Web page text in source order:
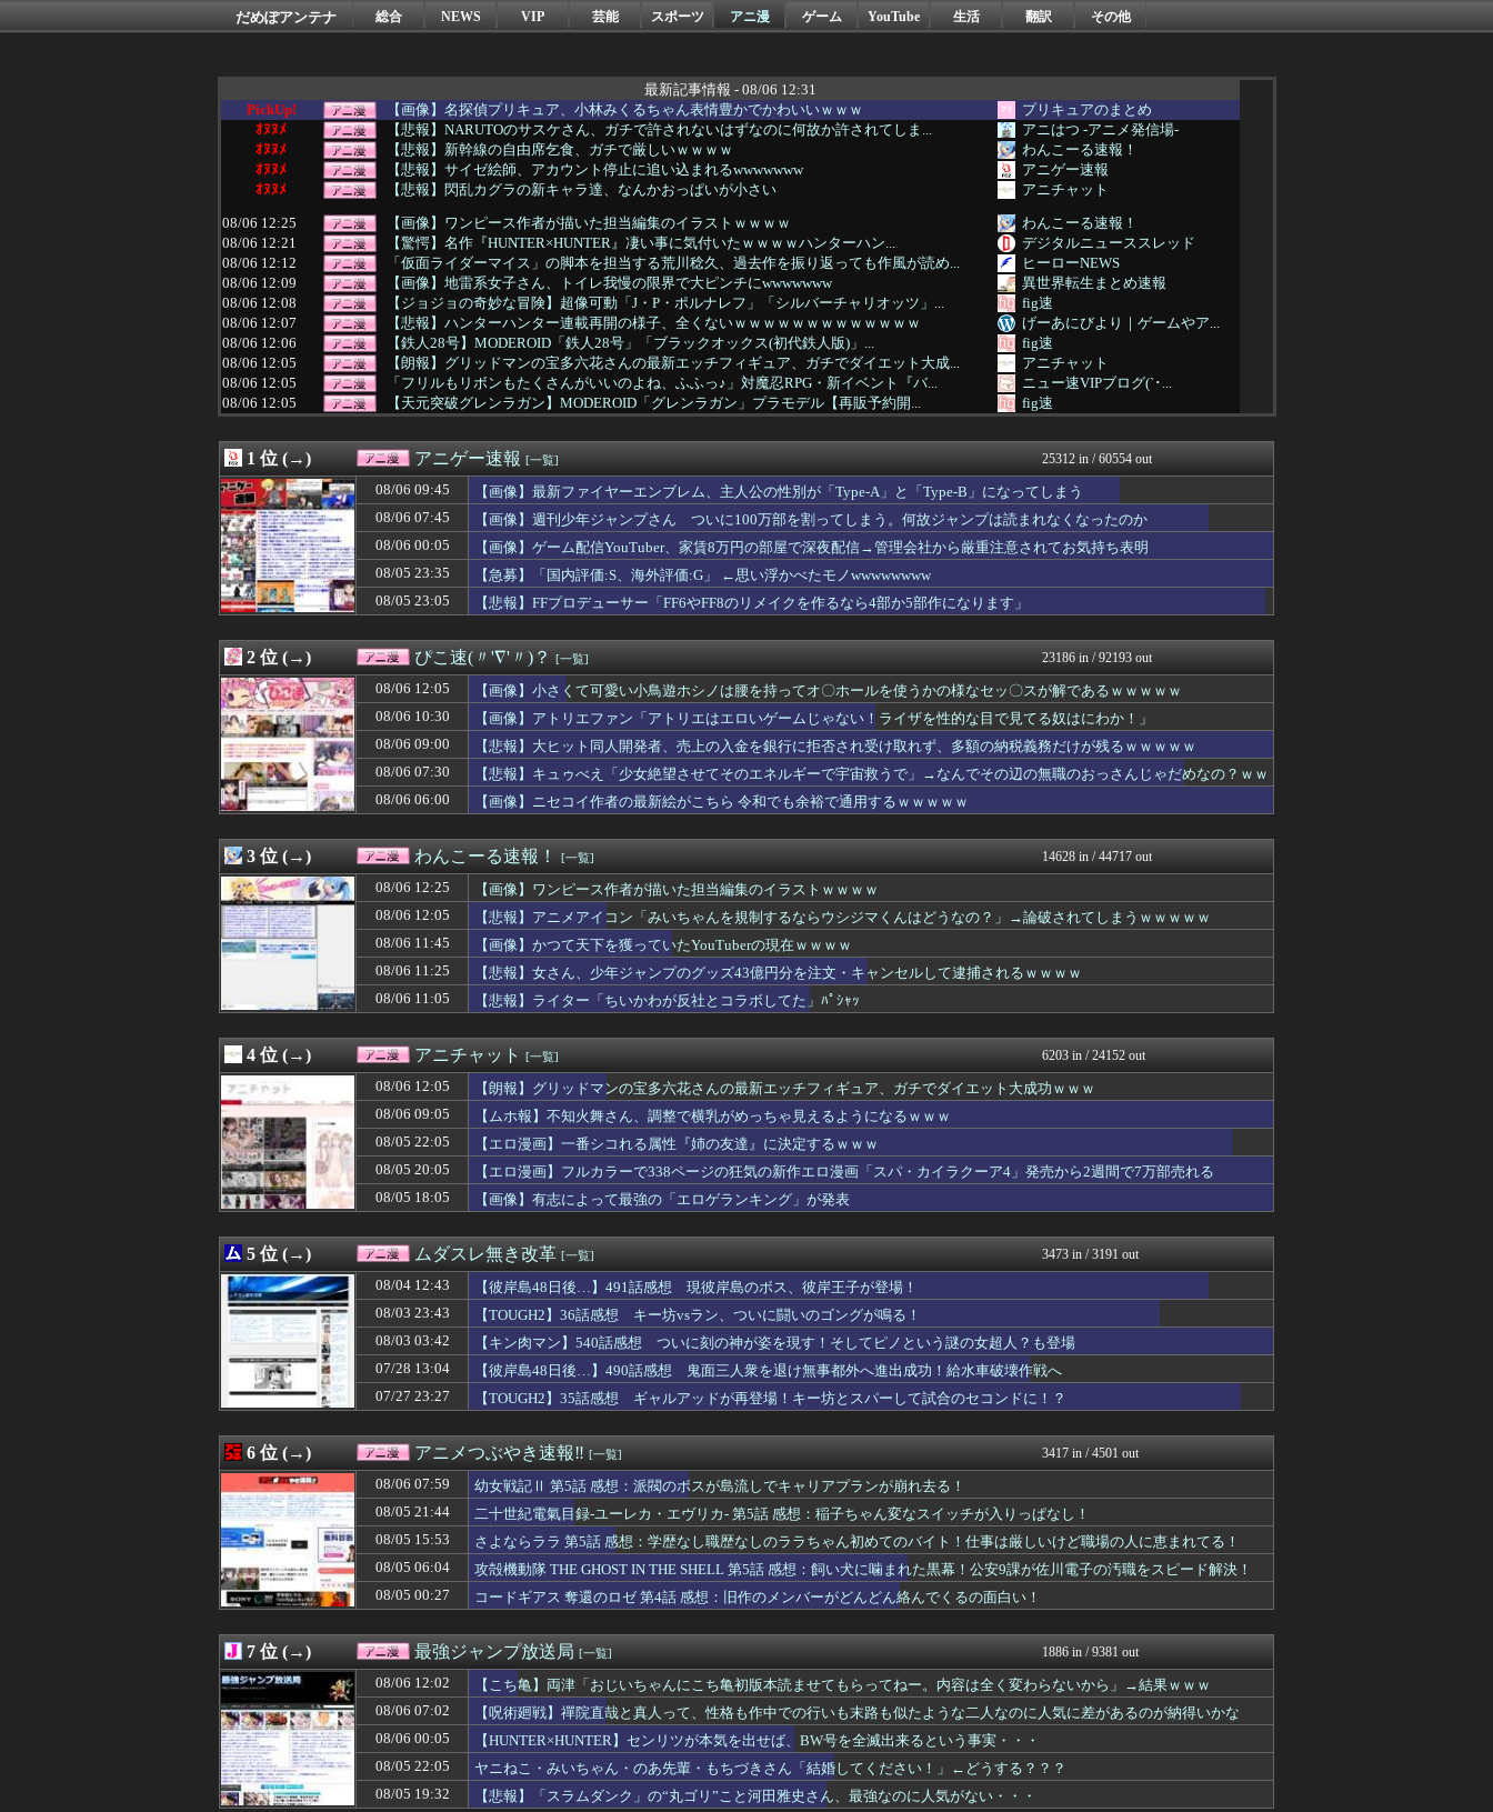
だめぽアンテナ 総合 NEWS VIP 芸能 スポーツ アニ漫 ゲーム YouTube 生活 翻訳 その他
最新記事情報 - 08/06 12:31
PickUp!
【画像】名探偵プリキュア、小林みくるちゃん表情豊かでかわいいｗｗｗ
プリキュアのまとめ
ｵﾇﾇﾒ
【悲報】NARUTOのサスケさん、ガチで許されないはずなのに何故か許されてしま...
アニはつ -アニメ発信場-
ｵﾇﾇﾒ
【悲報】新幹線の自由席乞食、ガチで厳しいｗｗｗｗ
わんこーる速報！
ｵﾇﾇﾒ
【悲報】サイゼ絵師、アカウント停止に追い込まれるwwwwwww
アニゲー速報
ｵﾇﾇﾒ
【悲報】閃乱カグラの新キャラ達、なんかおっぱいが小さい
アニチャット
08/06 12:25
【画像】ワンピース作者が描いた担当編集のイラストｗｗｗｗ
わんこーる速報！
08/06 12:21
【驚愕】名作『HUNTER×HUNTER』凄い事に気付いたｗｗｗｗハンターハン...
デジタルニューススレッド
08/06 12:12
「仮面ライダーマイス」の脚本を担当する荒川稔久、過去作を振り返っても作風が読め...
ヒーローNEWS
08/06 12:09
【画像】地雷系女子さん、トイレ我慢の限界で大ピンチにwwwwwww
異世界転生まとめ速報
08/06 12:08
【ジョジョの奇妙な冒険】超像可動「J・P・ポルナレフ」「シルバーチャリオッツ」...
fig速
08/06 12:07
【悲報】ハンターハンター連載再開の様子、全くないｗｗｗｗｗｗｗｗｗｗｗｗｗ
げーあにびより｜ゲームやア...
08/06 12:06
【鉄人28号】MODEROID「鉄人28号」「ブラックオックス(初代鉄人版)」...
fig速
08/06 12:05
【朗報】グリッドマンの宝多六花さんの最新エッチフィギュア、ガチでダイエット大成...
アニチャット
08/06 12:05
「フリルもリボンもたくさんがいいのよね、ふふっ♪」対魔忍RPG・新イベント『バ...
ニュー速VIPブログ(`･...
08/06 12:05
【天元突破グレンラガン】MODEROID「グレンラガン」プラモデル【再販予約開...
fig速
08/06 12:05
【画像】小さくて可愛い小鳥遊ホシノは腰を持ってオ〇ホールを使うかの様なセッ〇ス...
ぴこ速(〃'∇'〃)？
08/06 12:04
【ギルティギア】ねんどろいど「ラムレザル=ヴァレンタイン」【再販予約開始】
fig速
08/06 12:04
【令和最新版】 早見沙織(35)x東山奈央(34)、同級生2ショット写真がこち...
おたくみくす 声優まとめ
08/06 12:03
【OMORI】ねんどろいど「バジル」フィギュア【再販予約開始】
fig速
08/06 12:03
【崩壊:スターレイル】ねんどろいど「ホタル」【予約開始】
fig速
08/06 12:03
【悲報】彼岸島さん「復讐のために鬼倒します、敵の親玉がバカです」←こいつが鬼滅...
アニはつ -アニメ発信場-
08/06 12:02
※スーパー歌舞伎『逆襲のシャア』にありがちなこと
GUNDAM.LOG｜ガン...
08/06 12:02
【Angel Beats!】ねんどろいど「立華かなで」フィギュア【再販予約開始...
fig速
08/06 12:02
【こち亀】両津「おじいちゃんにこち亀初版本読ませてもらってねー。内容は全く変わ...
08/06 12:00
【ミリマス】6年後のアイドル達はどんな感じになってるんだろう
それからの出来事() アイ...
08/06 12:00
【ラブライブ！】蓮ノ空スクールアイドル106期、夏季課題進捗状況（8月上旬編）
コンテンツ・声優 | ラブ...
08/06 12:00
【仮面ライダーゼッツ】映画だけじゃなく本編でもフェイクニュースか…
ヒーローNEWS
08/06 12:00
なぜDLCは昔ほど「最初から入れとけ」と言われなくなったのか
ああ言えばForYou
08/06 12:00
石原夏織さん、７月にファンと行くハワイ旅行を企画してしまう・・・
ぐら速 -声優まとめ速報-
08/06 12:00
【動画】かもしれない運転、限界突破ｗｗｗ
あぁ^～こころがぴょんぴょ...
08/06 12:00
【名探偵プリキュア】はなまる孤独…
プリキュアのまとめ
08/06 11:45
【画像】かつて天下を獲っていたYouTuberの現在ｗｗｗｗ
わんこーる速報！
08/06 11:39
【衝撃】老害の親父がヤバすぎるｗｗｗｗ 親父「カレー作って」俺「はい」親父「玉...
08/06 11:25
【悲報】女さん、少年ジャンプのグッズ43億円分を注文・キャンセルして逮捕される...
わんこーる速報！
08/06 11:19
【刃牙らへん】69話ネタバレ考察 勇ちゃん回ばっかで描くネタ完全に尽きてそうｗ...
アニはつ -アニメ発信場-
08/06 11:05
【悲報】ライター「ちいかわが反社とコラボしてた」ﾊﾟｼｬｯ
08/06 11:04
無職転生のアニメ日常回しか無くてストーリー進まなくね
おたくみくす 声優まとめ
08/06 11:02
【ガンプラ】安くなってるけど…安くはないな
GUNDAM.LOG｜ガン...
08/06 11:00
【ラブライブ！】ラブライブシリーズカスタムグッズ決定
08/06 10:35
【驚愕】大人気女性声優のファンイベント、国境を超えるｗｗｗｗ
わんこーる速報！
【画像】アトリエファン「アトリエはエロいゲームじゃない！ライザを性的な目で見て...
ぴこ速(〃'∇'〃)？
08/06 10:30
クラピカ、エンペラータイムを長時間やりすぎて寿命が残り少ない
08/06 10:21
【ガンダム】アッザムのいいところで30レスくらいを目指す
ガンダムブログ（情報戦仕様...
08/06 10:13
オタク系コンテンツの主人公「ヒロインか全人類かの二択…ボクはヒロインを選ぶっ！...
異世界転生まとめ速報
08/06 10:05
【画像】コスプレイヤーが死ぬ気で痩せた結果ｗｗｗｗ
わんこーる速報！
08/06 10:04
釘宮理恵の声聞くだけでムクムクするんだが？
おたくみくす 声優まとめ
08/06 10:02
【GジェネE】ケンタウロス形態も耐久なんですか？？？
08/06 10:00
【ラブライブ！】小原鞠莉にファブリーズぶっかけられたい【Aqours】
08/06 09:48
【朗報】ガンダム鉄血のオルフェンズ「泥臭いです、主人公が悩まず撃ちます」←これ...
アニはつ -アニメ発信場-
08/06 09:45
【画像】最新ファイヤーエンブレム、主人公の性別が「Type-A」と「Type-...
アニゲー速報
08/06 09:35
【悲報】殺到する女性ファンを抑えるスタッフ、めっちゃ大変そうｗｗｗｗ
08/06 09:05
【ムホ報】不知火舞さん、調整で横乳がめっちゃ見えるようになるｗｗｗ
アニチャット
08/06 09:00
【悲報】大学生の頃に出会った小学生と大人になってから再会し結婚した男、大炎上ｗ...
あぁ^～こころがぴょんぴょ...
08/06 09:00
「バットマン：マントの戦士」シーズン２ 感想まとめ
08/06 09:00
【ラブライブ！】【画像】ペストマスク・セラス【蓮ノ空】
コンテンツ・声優 | ラブ...
08/06 09:00
【朗報】人気美少女声優の大西沙織ちゃん、34歳の誕生日を迎える・・・
ぐら速 -声優まとめ速報-
08/06 09:00
【悲報】大ヒット同人開発者、売上の入金を銀行に拒否され受け取れず、多額の納税義...
ぴこ速(〃'∇'〃)？
08/06 09:00
カービィの能力強さTOP10教えたるｗｗｗｗｗ
ああ言えばForYou
08/06 08:29
【悲報】逃げ上手の若君、2期放映中なのに全く話題にならない
漫画まとめ速報
【画像あり】AIでキモいモンスター作った
異世界転生まとめ速報
08/06 08:18
【悲報】ワイ「イケボなんかなぁ…(録音)」 スマホ『イケボなんかなぁ…(ゲロボ...
08/06 08:04
かのかりってアニメ見てるんだが
おたくみくす 声優まとめ
08/06 08:00
【ラブライブ！】【画像】花陽ちゃんってえ すぎない？
08/06 08:00
『ドラゴンボール』【衝撃】「ピッコロ大魔王」の戦闘力がヤバすぎるｗｗｗｗもしか...
デジタルニューススレッド
08/06 07:59
幼女戦記Ⅱ 第5話 感想：派閥のボスが島流しでキャリアプランが崩れ去る！
アニメつぶやき速報‼︎
08/06 07:45
【画像】週刊少年ジャンプさん ついに100万部を割ってしまう。何故ジャンプは読...
アニゲー速報
08/06 07:30
【悲報】キュゥべえ「少女絶望させてそのエネルギーで宇宙救うで」→なんでその辺の...
ぴこ速(〃'∇'〃)？
08/06 07:30
野球漫画、世間にインパクトを与えるような作品がない
ああ言えばForYou
08/06 07:29
人「さーて、車乗るか。エンジン入れて、と」車「スパーイダマーンッ」→炎上
漫画まとめ速報
08/06 07:12
【特撮】村上克司の功績がデカすぎる…ヒーロースーツのデザイン、どれもカッコいい
ヒーローNEWS
08/06 07:04
【画像】美少女声優さん、メガネ姿がお前ら受けしそうと話題ｗｗｗｗ
08/06 07:02
【呪術廻戦】禪院直哉と真人って、性格も作中での行いも末路も似たような二人なのに...
最強ジャンプ放送局
08/06 07:02
※パイロットの希望で開発orカスタムした機体のパーツ補給ってどうなってるんだろ...
GUNDAM.LOG｜ガン...
08/06 07:00
【お題募集記事】人類に対して敵意がない怪獣について語ってみよう
ヒーローNEWS
08/06 07:00
【ネタバレ注意】名探偵プリキュア、さらに湿度が上がりそう…
プリキュアのまとめ
08/06 07:00
令和版・両津勘吉の声優、マジで予想つかないｗｗｗ
ぐら速 -声優まとめ速報-
08/06 06:50
【画像】サンドウィッチマンのνガンダムの方ｗｗｗｗｗｗｗｗｗｗｗ
ガンダムブログ（情報戦仕様...
08/06 06:00
『モンハン』【衝撃】モンハンで（いつも不遇すぎだろ…）と思う武器、ネット民の中...
デジタルニューススレッド
1 位 (→) アニゲー速報 [一覧] 25312 in / 60554 out
08/06 09:45
【画像】最新ファイヤーエンブレム、主人公の性別が「Type-A」と「Type-B」になってしまう
08/06 07:45
【画像】週刊少年ジャンプさん ついに100万部を割ってしまう。何故ジャンプは読まれなくなったのか
08/06 00:05
【画像】ゲーム配信YouTuber、家賃8万円の部屋で深夜配信→管理会社から厳重注意されてお気持ち表明
08/05 23:35
【急募】「国内評価:S、海外評価:G」 ←思い浮かべたモノwwwwwwww
08/05 23:05
【悲報】FFプロデューサー「FF6やFF8のリメイクを作るなら4部か5部作になります」
2 位 (→) ぴこ速(〃'∇'〃)？ [一覧] 23186 in / 92193 out
08/06 12:05
【画像】小さくて可愛い小鳥遊ホシノは腰を持ってオ〇ホールを使うかの様なセッ〇スが解であるｗｗｗｗｗ
08/06 10:30
【画像】アトリエファン「アトリエはエロいゲームじゃない！ライザを性的な目で見てる奴はにわか！」
08/06 09:00
【悲報】大ヒット同人開発者、売上の入金を銀行に拒否され受け取れず、多額の納税義務だけが残るｗｗｗｗｗ
08/06 07:30
【悲報】キュゥべえ「少女絶望させてそのエネルギーで宇宙救うで」→なんでその辺の無職のおっさんじゃだめなの？ｗｗ
ｗｗｗ
08/06 06:00 【画像】ニセコイ作者の最新絵がこちら 令和でも余裕で通用するｗｗｗｗｗ
3 位 (→) わんこーる速報！ [一覧] 14628 in / 44717 out
08/06 12:25
【画像】ワンピース作者が描いた担当編集のイラストｗｗｗｗ
08/06 12:05
【悲報】アニメアイコン「みいちゃんを規制するならウシジマくんはどうなの？」→論破されてしまうｗｗｗｗｗ
08/06 11:45
【画像】かつて天下を獲っていたYouTuberの現在ｗｗｗｗ
08/06 11:25
【悲報】女さん、少年ジャンプのグッズ43億円分を注文・キャンセルして逮捕されるｗｗｗｗ
08/06 11:05
【悲報】ライター「ちいかわが反社とコラボしてた」ﾊﾟｼｬｯ
4 位 (→) アニチャット [一覧] 6203 in / 24152 out
08/06 12:05
【朗報】グリッドマンの宝多六花さんの最新エッチフィギュア、ガチでダイエット大成功ｗｗｗ
08/06 09:05
【ムホ報】不知火舞さん、調整で横乳がめっちゃ見えるようになるｗｗｗ
08/05 22:05
【エロ漫画】一番シコれる属性『姉の友達』に決定するｗｗｗ
08/05 20:05
【エロ漫画】フルカラーで338ページの狂気の新作エロ漫画「スパ・カイラクーア4」発売から2週間で7万部売れる
08/05 18:05
【画像】有志によって最強の「エロゲランキング」が発表
5 位 (→) ムダスレ無き改革 [一覧] 3473 in / 3191 out
08/04 12:43
【彼岸島48日後…】491話感想 現彼岸島のボス、彼岸王子が登場！
08/03 23:43
【TOUGH2】36話感想 キー坊vsラン、ついに闘いのゴングが鳴る！
08/03 03:42
【キン肉マン】540話感想 ついに刻の神が姿を現す！そしてピノという謎の女超人？も登場
07/28 13:04
【彼岸島48日後…】490話感想 鬼面三人衆を退け無事都外へ進出成功！給水車破壊作戦へ
07/27 23:27
【TOUGH2】35話感想 ギャルアッドが再登場！キー坊とスパーして試合のセコンドに！？
6 位 (→) アニメつぶやき速報‼︎ [一覧] 3417 in / 4501 out
08/06 07:59
幼女戦記Ⅱ 第5話 感想：派閥のボスが島流しでキャリアプランが崩れ去る！
08/05 21:44
二十世紀電氣目録-ユーレカ・エヴリカ- 第5話 感想：稲子ちゃん変なスイッチが入りっぱなし！
08/05 15:53
さよならララ 第5話 感想：学歴なし職歴なしのララちゃん初めてのバイト！仕事は厳しいけど職場の人に恵まれてる！
08/05 06:04
攻殻機動隊 THE GHOST IN THE SHELL 第5話 感想：飼い犬に噛まれた黒幕！公安9課が佐川電子の汚職をスピード解決！
08/05 00:27
コードギアス 奪還のロゼ 第4話 感想：旧作のメンバーがどんどん絡んでくるの面白い！
7 位 (→) 最強ジャンプ放送局 [一覧] 1886 in / 9381 out
08/06 12:02
【こち亀】両津「おじいちゃんにこち亀初版本読ませてもらってねー。内容は全く変わらないから」→結果ｗｗｗ
08/06 07:02
【呪術廻戦】禪院直哉と真人って、性格も作中での行いも末路も似たような二人なのに人気に差があるのが納得いかな
い！！
08/06 00:05
【HUNTER×HUNTER】センリツが本気を出せば、BW号を全滅出来るという事実・・・
08/05 22:05
ヤニねこ・みいちゃん・のあ先輩・もちづきさん「結婚してください！」←どうする？？？
08/05 19:32
【悲報】「スラムダンク」の“丸ゴリ”こと河田雅史さん、最強なのに人気がない・・・